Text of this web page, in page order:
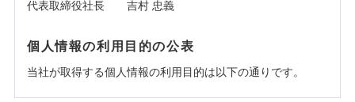
代表取締役社長 吉村 忠義
個人情報の利用目的の公表
当社が取得する個人情報の利用目的は以下の通りです。